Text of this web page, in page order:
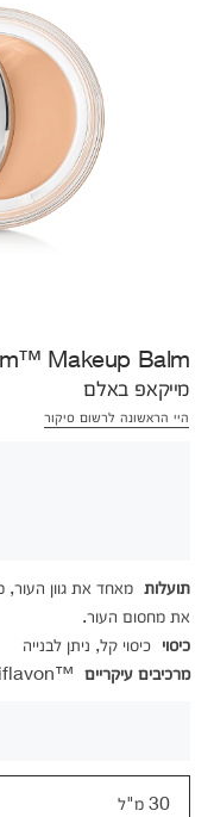
Makeup Balm
מייקאפ באלם
היי הראשונה לרשום סיקור
תועלות מאחד את גוון העור,
את מחסום העור.
כיסוי כיסוי קל, ניתן לבנייה
מרכיבים עיקריים
30 מ"ל